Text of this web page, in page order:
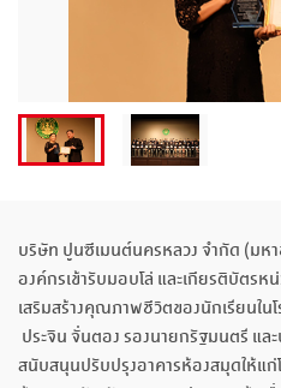
บริษัท ปูนซีเมนต์นครหลวง จำกัด (มห
องค์กรเข้ารับมอบโล่ และเกียรติบัตรห
เสริมสร้างคุณภาพชีวิตของนักเรียนใน
ประจิน จั่นตอง รองนายกรัฐมนตรี แล
สนับสนุนปรับปรุงอาคารห้องสมุดให้แก่